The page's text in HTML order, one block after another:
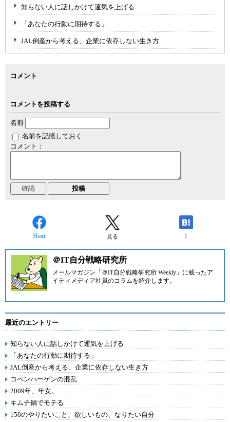
知らない人に話しかけて運気を上げる
「あなたの行動に期待する」
JAL倒産から考える、企業に依存しない生き方
コメント
コメントを投稿する
名前
名前を記憶しておく
コメント：
Share 見る 1
＠IT自分戦略研究所
メールマガジン「＠IT自分戦略研究所 Weekly」に載ったア
イティメディア社員のコラムを紹介します。
最近のエントリー
知らない人に話しかけて運気を上げる
「あなたの行動に期待する」
JAL倒産から考える、企業に依存しない生き方
コペンハーゲンの混乱
2009年、年女。
キムチ鍋でモテる
150のやりたいこと、欲しいもの、なりたい自分